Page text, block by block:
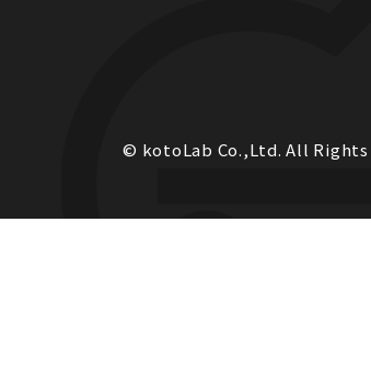
© kotoLab Co.,Ltd. All Rights